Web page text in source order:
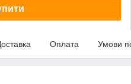
Оплата Умови